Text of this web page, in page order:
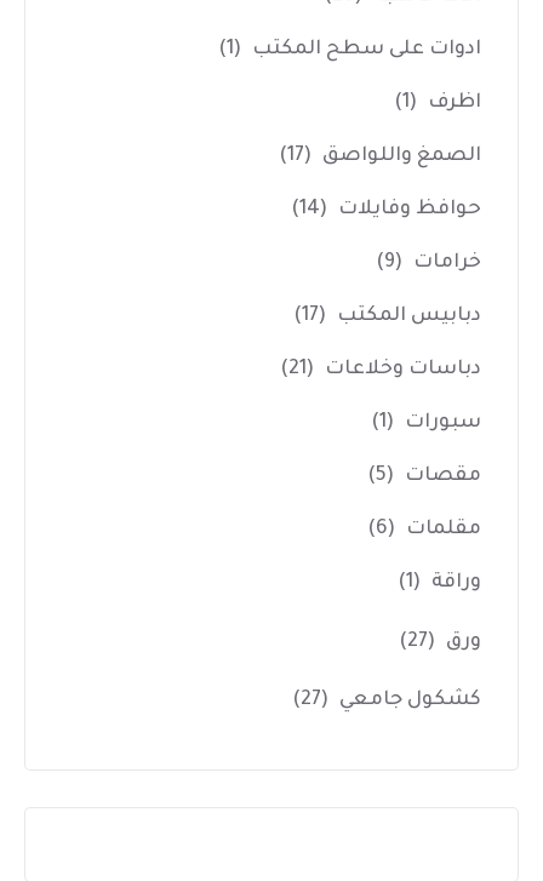
ادوات على سطح المكتب (1)
اظرف (1)
الصمغ واللواصق (17)
حوافظ وفايلات (14)
خرامات (9)
دبابيس المكتب (17)
دباسات وخلاعات (21)
سبورات (1)
مقصات (5)
مقلمات (6)
وراقة (1)
ورق (27)
كشكول جامعي (27)